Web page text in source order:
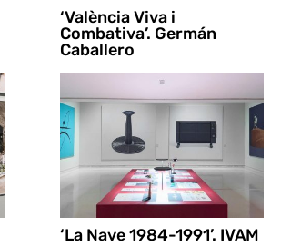
‘València Viva i
Combativa’. Germán
Caballero
‘La Nave 1984-1991’. IVAM